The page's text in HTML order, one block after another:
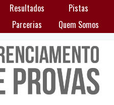
Resultados
Pistas
Parcerias Quem Somos